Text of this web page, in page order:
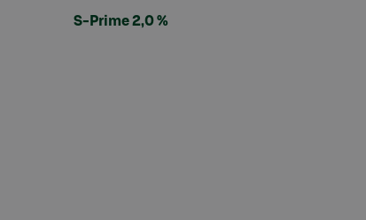
S-Prime 2,0 %